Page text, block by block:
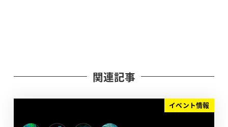
関連記事
イベント情報